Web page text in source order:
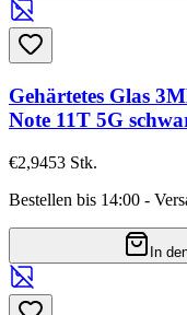
Gehärtetes Glas
Note 11T 5G
€2,9453 Stk.
Bestellen bis 14:00 -
In